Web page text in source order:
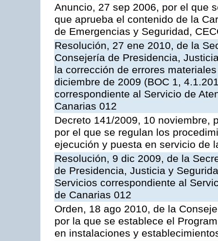
Anuncio, 27 sep 2006, por el que
que aprueba el contenido de la
de Emergencias y Seguridad,
Resolución, 27 ene 2010, de la
Consejería de Presidencia,
la corrección de errores
diciembre de 2009 (BOC 1,
correspondiente al Servicio de
Canarias 012
Decreto 141/2009, 10 noviembre,
por el que se regulan los
ejecución y puesta en servicio de
Resolución, 9 dic 2009, de la
de Presidencia, Justicia y
Servicios correspondiente al
de Canarias 012
Orden, 18 ago 2010, de la
por la que se establece el
en instalaciones y